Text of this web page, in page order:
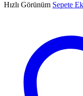
Hızlı Görünüm Sepete